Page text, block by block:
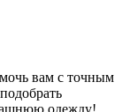
вам с точным